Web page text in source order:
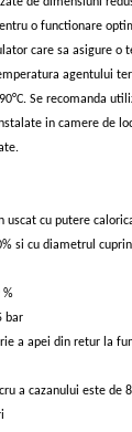
12000
18000
24000
27000
si
o functionare
care sa asigure o
agentului
Se recomanda
in camere de
cu putere
si cu diametrul
%
bar
a apei din retur la
a cazanului este de